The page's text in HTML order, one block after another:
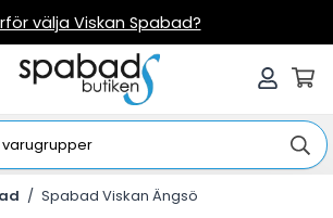
välja Viskan Spabad?
/ Spabad Viskan Ängsö